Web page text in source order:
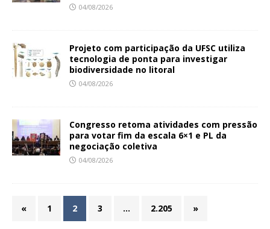
04/08/2026
Projeto com participação da UFSC utiliza
tecnologia de ponta para investigar
biodiversidade no litoral
04/08/2026
Congresso retoma atividades com pressão
para votar fim da escala 6×1 e PL da
negociação coletiva
04/08/2026
« 1 2 3 … 2.205 »